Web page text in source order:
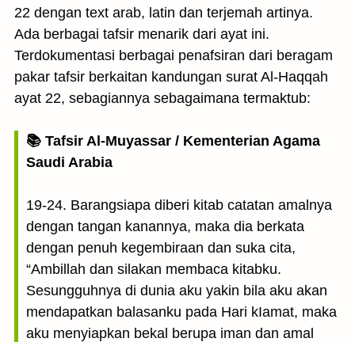
22 dengan text arab, latin dan terjemah artinya.
Ada berbagai tafsir menarik dari ayat ini.
Terdokumentasi berbagai penafsiran dari beragam
pakar tafsir berkaitan kandungan surat Al-Haqqah
ayat 22, sebagiannya sebagaimana termaktub:
📚 Tafsir Al-Muyassar / Kementerian Agama
Saudi Arabia
19-24. Barangsiapa diberi kitab catatan amalnya
dengan tangan kanannya, maka dia berkata
dengan penuh kegembiraan dan suka cita,
“Ambillah dan silakan membaca kitabku.
Sesungguhnya di dunia aku yakin bila aku akan
mendapatkan balasanku pada Hari kIamat, maka
aku menyiapkan bekal berupa iman dan amal